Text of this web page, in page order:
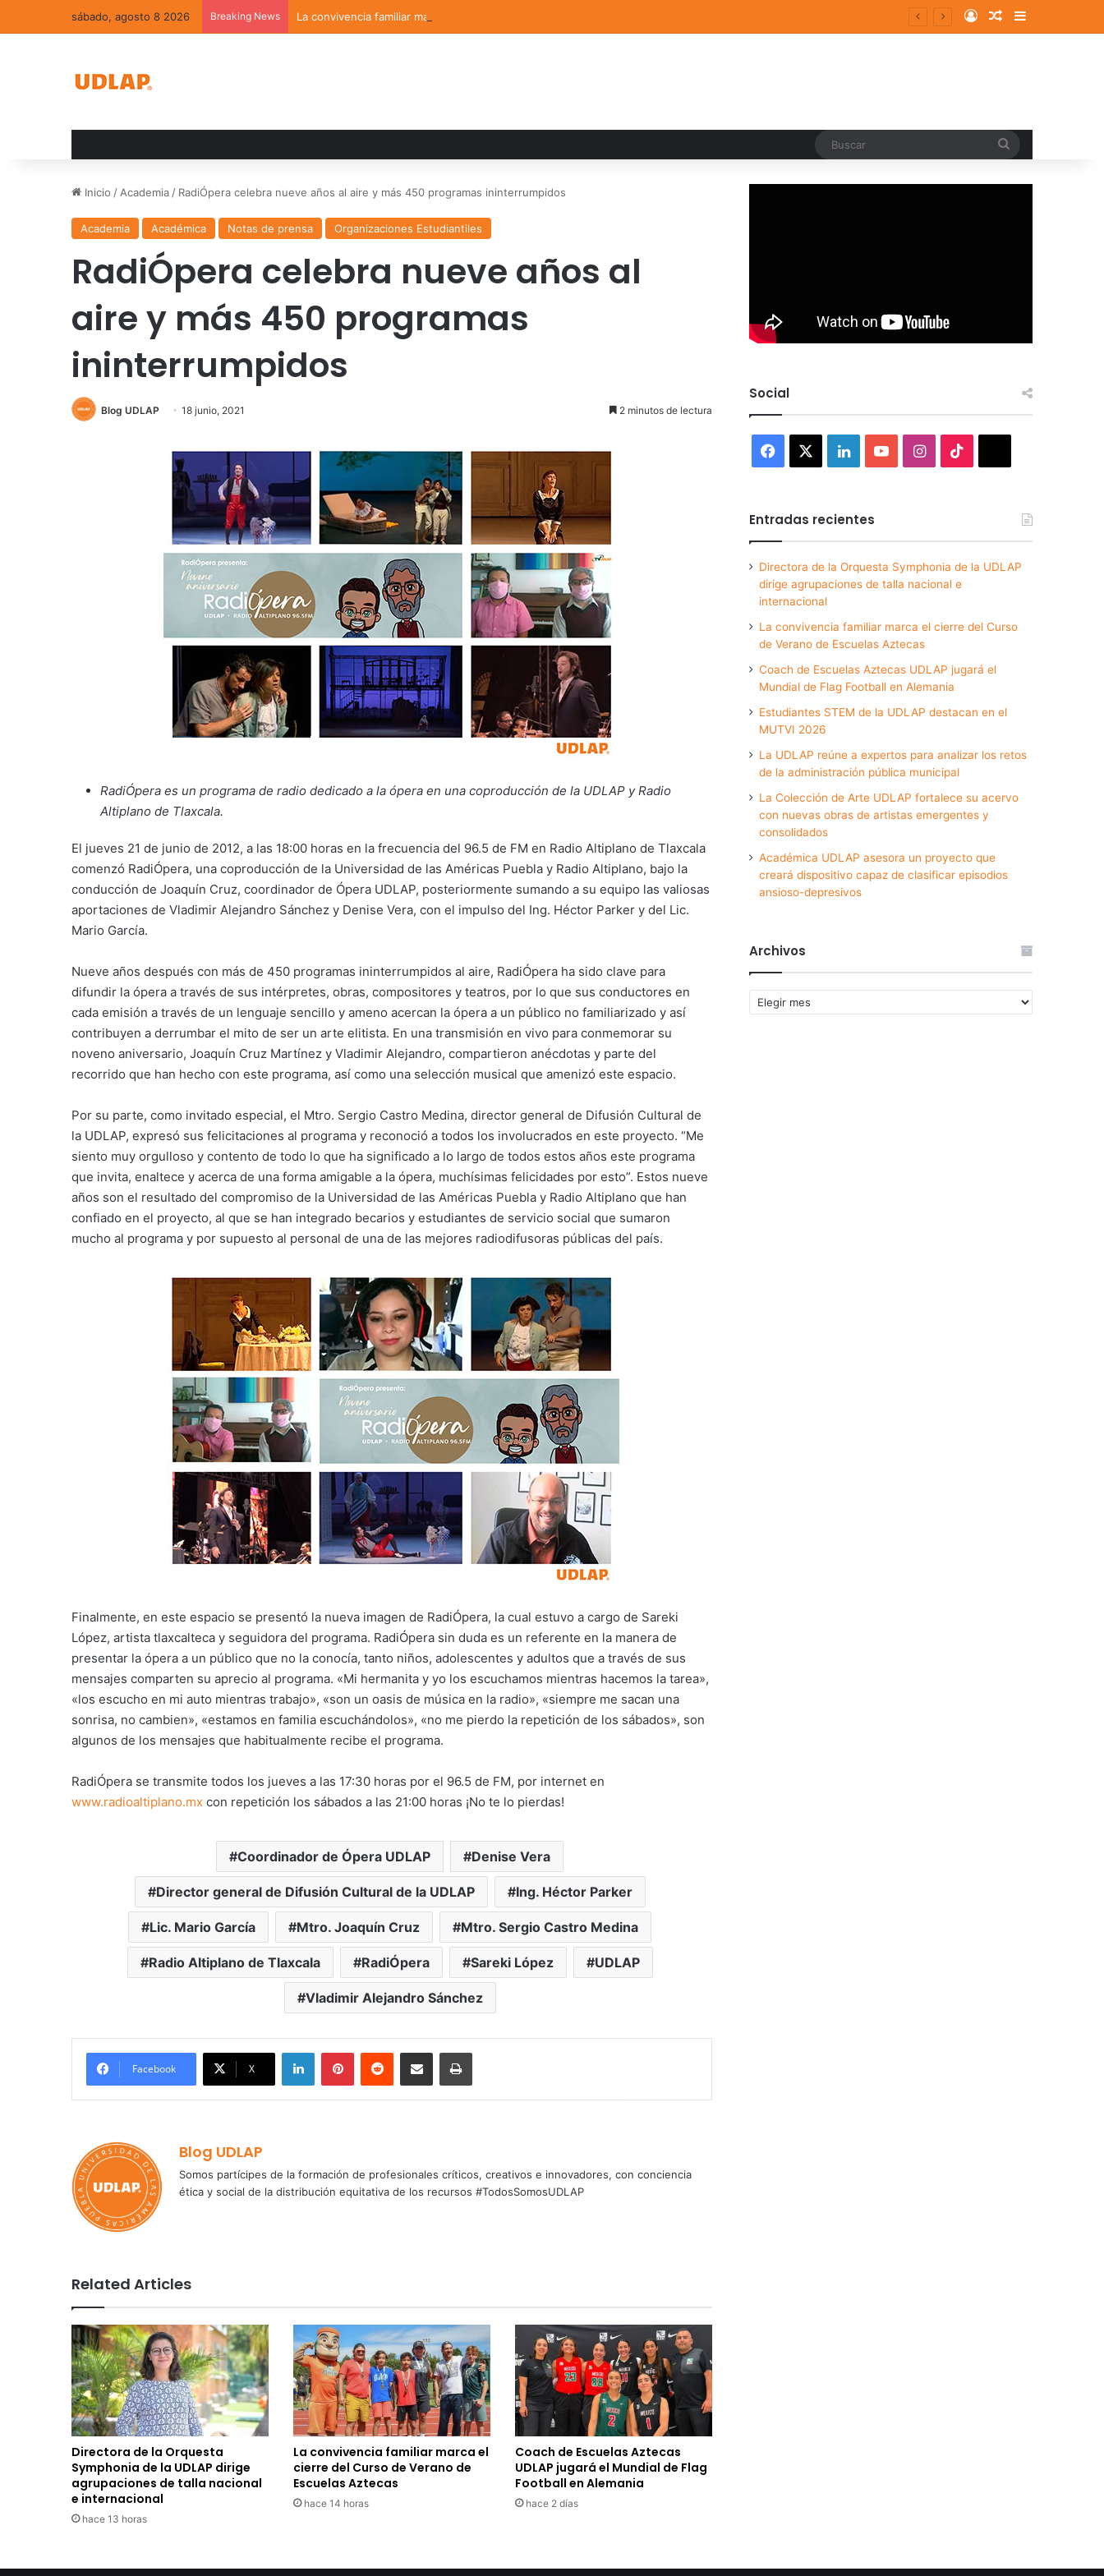
sábado, agosto 8 2026 Breaking News La convivencia familiar marca el cierre del Curso de Verano de Escuelas Aztecas Log InRandom Article
Sidebar
Inicio / Academia / RadiÓpera celebra nueve años al aire y más 450 programas ininterrumpidos
Academia Académica Notas de prensa Organizaciones Estudiantiles
RadiÓpera celebra nueve años al
aire y más 450 programas
ininterrumpidos
Blog UDLAP 18 junio, 2021 2 minutos de lectura
RadiÓpera es un programa de radio dedicado a la ópera en una coproducción de la UDLAP y Radio
Altiplano de Tlaxcala.
El jueves 21 de junio de 2012, a las 18:00 horas en la frecuencia del 96.5 de FM en Radio Altiplano de Tlaxcala
comenzó RadiÓpera, una coproducción de la Universidad de las Américas Puebla y Radio Altiplano, bajo la
conducción de Joaquín Cruz, coordinador de Ópera UDLAP, posteriormente sumando a su equipo las valiosas
aportaciones de Vladimir Alejandro Sánchez y Denise Vera, con el impulso del Ing. Héctor Parker y del Lic.
Mario García.
Nueve años después con más de 450 programas ininterrumpidos al aire, RadiÓpera ha sido clave para
difundir la ópera a través de sus intérpretes, obras, compositores y teatros, por lo que sus conductores en
cada emisión a través de un lenguaje sencillo y ameno acercan la ópera a un público no familiarizado y así
contribuyen a derrumbar el mito de ser un arte elitista. En una transmisión en vivo para conmemorar su
noveno aniversario, Joaquín Cruz Martínez y Vladimir Alejandro, compartieron anécdotas y parte del
recorrido que han hecho con este programa, así como una selección musical que amenizó este espacio.
Por su parte, como invitado especial, el Mtro. Sergio Castro Medina, director general de Difusión Cultural de
la UDLAP, expresó sus felicitaciones al programa y reconoció a todos los involucrados en este proyecto. “Me
siento muy orgulloso y contento de todo lo que ha significado a lo largo de todos estos años este programa
que invita, enaltece y acerca de una forma amigable a la ópera, muchísimas felicidades por esto”. Estos nueve
años son el resultado del compromiso de la Universidad de las Américas Puebla y Radio Altiplano que han
confiado en el proyecto, al que se han integrado becarios y estudiantes de servicio social que sumaron
mucho al programa y por supuesto al personal de una de las mejores radiodifusoras públicas del país.
Finalmente, en este espacio se presentó la nueva imagen de RadiÓpera, la cual estuvo a cargo de Sareki
López, artista tlaxcalteca y seguidora del programa. RadiÓpera sin duda es un referente en la manera de
presentar la ópera a un público que no la conocía, tanto niños, adolescentes y adultos que a través de sus
mensajes comparten su aprecio al programa. «Mi hermanita y yo los escuchamos mientras hacemos la tarea»,
«los escucho en mi auto mientras trabajo», «son un oasis de música en la radio», «siempre me sacan una
sonrisa, no cambien», «estamos en familia escuchándolos», «no me pierdo la repetición de los sábados», son
algunos de los mensajes que habitualmente recibe el programa.
RadiÓpera se transmite todos los jueves a las 17:30 horas por el 96.5 de FM, por internet en
www.radioaltiplano.mx con repetición los sábados a las 21:00 horas ¡No te lo pierdas!
Coordinador de Ópera UDLAP Denise Vera
Director general de Difusión Cultural de la UDLAP Ing. Héctor Parker
Lic. Mario García Mtro. Joaquín Cruz Mtro. Sergio Castro Medina
Radio Altiplano de Tlaxcala RadiÓpera Sareki López UDLAP
Vladimir Alejandro Sánchez
Facebook X
LinkedInPinterestReddit Share via Email Print
Blog UDLAP
Somos partícipes de la formación de profesionales críticos, creativos e innovadores, con conciencia
ética y social de la distribución equitativa de los recursos #TodosSomosUDLAP
Related Articles
Directora de la Orquesta
Symphonia de la UDLAP dirige
agrupaciones de talla nacional
e internacional
hace 13 horas
La convivencia familiar marca el
cierre del Curso de Verano de
Escuelas Aztecas
hace 14 horas
Coach de Escuelas Aztecas
UDLAP jugará el Mundial de Flag
Football en Alemania
hace 2 días
Social
Facebook LinkedInYouTubeInstagram
Entradas recientes
Directora de la Orquesta Symphonia de la UDLAP
dirige agrupaciones de talla nacional e
internacional
La convivencia familiar marca el cierre del Curso
de Verano de Escuelas Aztecas
Coach de Escuelas Aztecas UDLAP jugará el
Mundial de Flag Football en Alemania
Estudiantes STEM de la UDLAP destacan en el
MUTVI 2026
La UDLAP reúne a expertos para analizar los retos
de la administración pública municipal
La Colección de Arte UDLAP fortalece su acervo
con nuevas obras de artistas emergentes y
consolidados
Académica UDLAP asesora un proyecto que
creará dispositivo capaz de clasificar episodios
ansioso-depresivos
Archivos
Archivos